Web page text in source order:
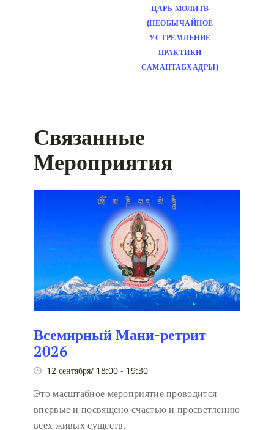
ЦАРЬ МОЛИТВ
(НЕОБЫЧАЙНОЕ
УСТРЕМЛЕНИЕ
ПРАКТИКИ
САМАНТАБХАДРЫ)
Связанные
Мероприятия
Всемирный Мани-ретрит
2026
12 сентября/ 18:00 - 19:30
Это масштабное мероприятие проводится
впервые и посвящено счастью и просветлению
всех живых существ.